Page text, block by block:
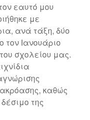
εαυτό μου
με
ανά τάξη, δύο
τον Ιανουάριο
του σχολείου μας.
καθώς
της